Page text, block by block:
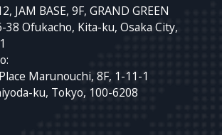
JAM BASE, 9F, GRAND GREEN
38 Ofukacho, Kita-ku, Osaka City,
Marunouchi, 8F, 1-11-1
ku, Tokyo, 100-6208